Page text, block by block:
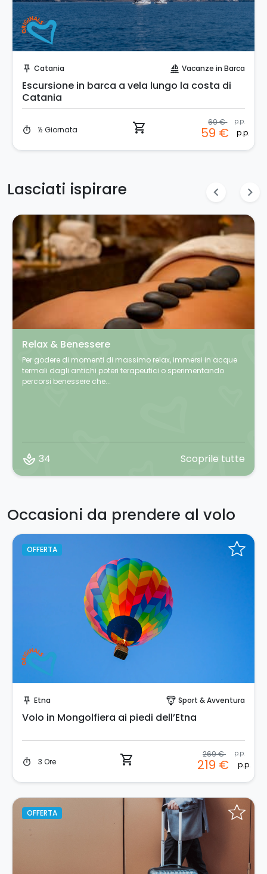
push_pin Catania sailing Vacanze in Barca
Escursione in barca a vela lungo la costa di
Catania
timer ½ Giornata shopping_cart 69 € p.p.
59 € p.p.
Lasciati ispirare chevron_left chevron_right
Relax & Benessere
Per godere di momenti di massimo relax, immersi in acque
termali dagli antichi poteri terapeutici o sperimentando
percorsi benessere che...
spa 34 Scoprile tutte
Occasioni da prendere al volo
OFFERTA
push_pin Etna paragliding Sport & Avventura
Volo in Mongolfiera ai piedi dell’Etna
timer 3 Ore shopping_cart 269 € p.p.
219 € p.p.
OFFERTA